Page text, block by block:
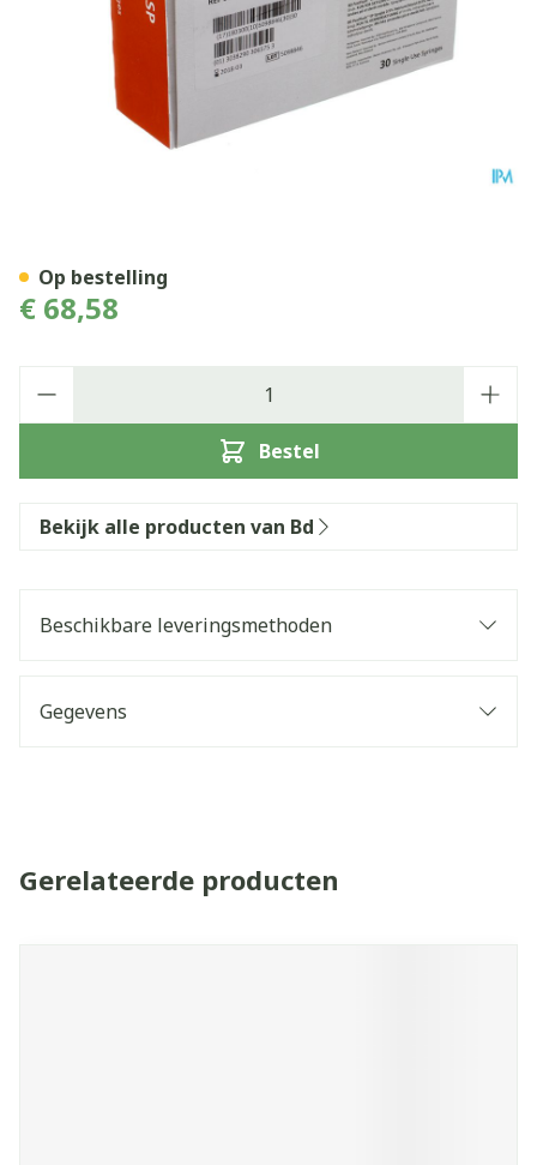
€ 68,58
Bestel
Op bestelling
Bekijk alle producten van Bd
Beschikbare leveringsmethoden
Gegevens
Gerelateerde producten